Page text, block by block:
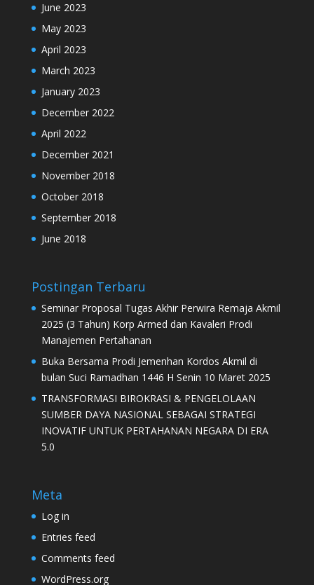
June 2023
May 2023
April 2023
March 2023
January 2023
December 2022
April 2022
December 2021
November 2018
October 2018
September 2018
June 2018
Postingan Terbaru
Seminar Proposal Tugas Akhir Perwira Remaja Akmil
2025 (3 Tahun) Korp Armed dan Kavaleri Prodi
Manajemen Pertahanan
Buka Bersama Prodi Jemenhan Kordos Akmil di
bulan Suci Ramadhan 1446 H Senin 10 Maret 2025
TRANSFORMASI BIROKRASI & PENGELOLAAN
SUMBER DAYA NASIONAL SEBAGAI STRATEGI
INOVATIF UNTUK PERTAHANAN NEGARA DI ERA
5.0
Meta
Log in
Entries feed
Comments feed
WordPress.org